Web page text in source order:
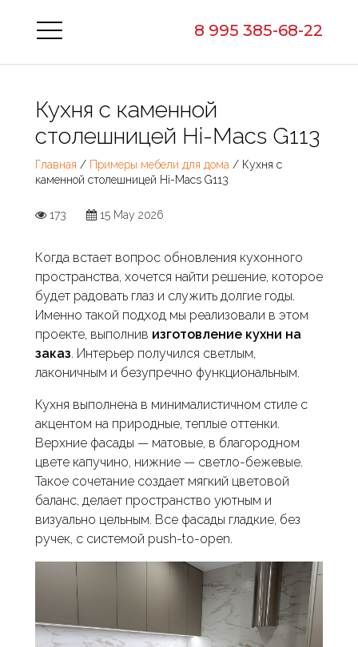
8 995 385-68-22
Кухня с каменной
столешницей Hi-Macs G113
Главная / Примеры мебели для дома / Кухня с
каменной столешницей Hi-Macs G113
173 15 May 2026
Когда встает вопрос обновления кухонного
пространства, хочется найти решение, которое
будет радовать глаз и служить долгие годы.
Именно такой подход мы реализовали в этом
проекте, выполнив изготовление кухни на
заказ. Интерьер получился светлым,
лаконичным и безупречно функциональным.
Кухня выполнена в минималистичном стиле с
акцентом на природные, теплые оттенки.
Верхние фасады — матовые, в благородном
цвете капучино, нижние — светло-бежевые.
Такое сочетание создает мягкий цветовой
баланс, делает пространство уютным и
визуально цельным. Все фасады гладкие, без
ручек, с системой push-to-open.